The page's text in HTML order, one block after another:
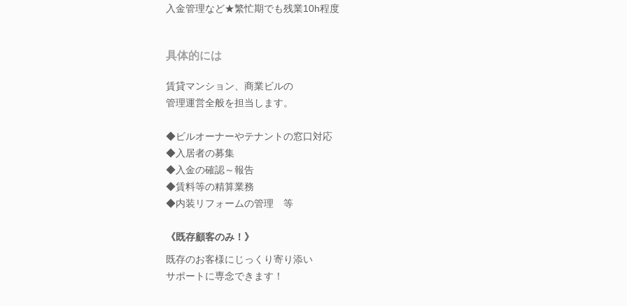
入金管理など★繁忙期でも残業10h程度
具体的には
賃貸マンション、商業ビルの
管理運営全般を担当します。
◆ビルオーナーやテナントの窓口対応
◆入居者の募集
◆入金の確認～報告
◆賃料等の精算業務
◆内装リフォームの管理 等
《既存顧客のみ！》
既存のお客様にじっくり寄り添い
サポートに専念できます！